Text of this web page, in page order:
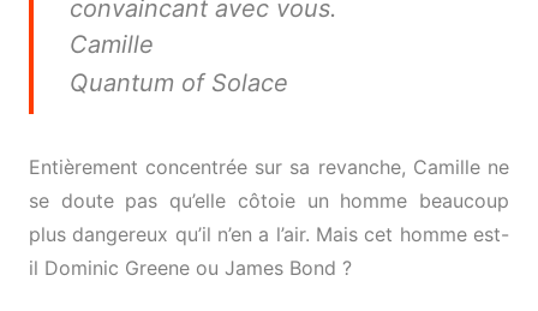
convaincant avec vous.
Camille
Quantum of Solace
Entièrement concentrée sur sa revanche, Camille ne
se doute pas qu’elle côtoie un homme beaucoup
plus dangereux qu’il n’en a l’air. Mais cet homme est-
il Dominic Greene ou James Bond ?